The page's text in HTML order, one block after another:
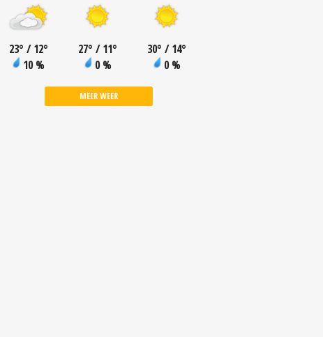
23° / 12°
10 %
27° / 11°
0 %
30° / 14°
0 %
MEER WEER